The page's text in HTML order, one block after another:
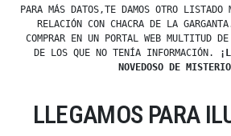
PARA MÁS DATOS,TE DAMOS OTRO LISTADO
RELACIÓN CON CHACRA DE LA
COMPRAR EN UN PORTAL WEB MULTITUD
DE LOS QUE NO TENÍA INFORMACIÓN.
NOVEDOSO DE
LLEGAMOS PARA